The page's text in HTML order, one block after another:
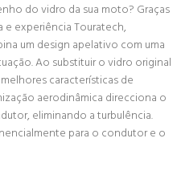
do vidro da sua moto? Graças
experiência Touratech,
um design apelativo com uma
Ao substituir o vidro original
características de
aerodinâmica direcciona o
eliminando a turbulência.
para o condutor e o